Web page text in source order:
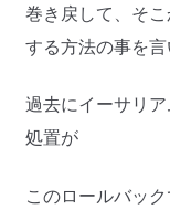
巻き戻して、そ
する方法の事を言
過去にイーサリ
処置が
このロールバッ